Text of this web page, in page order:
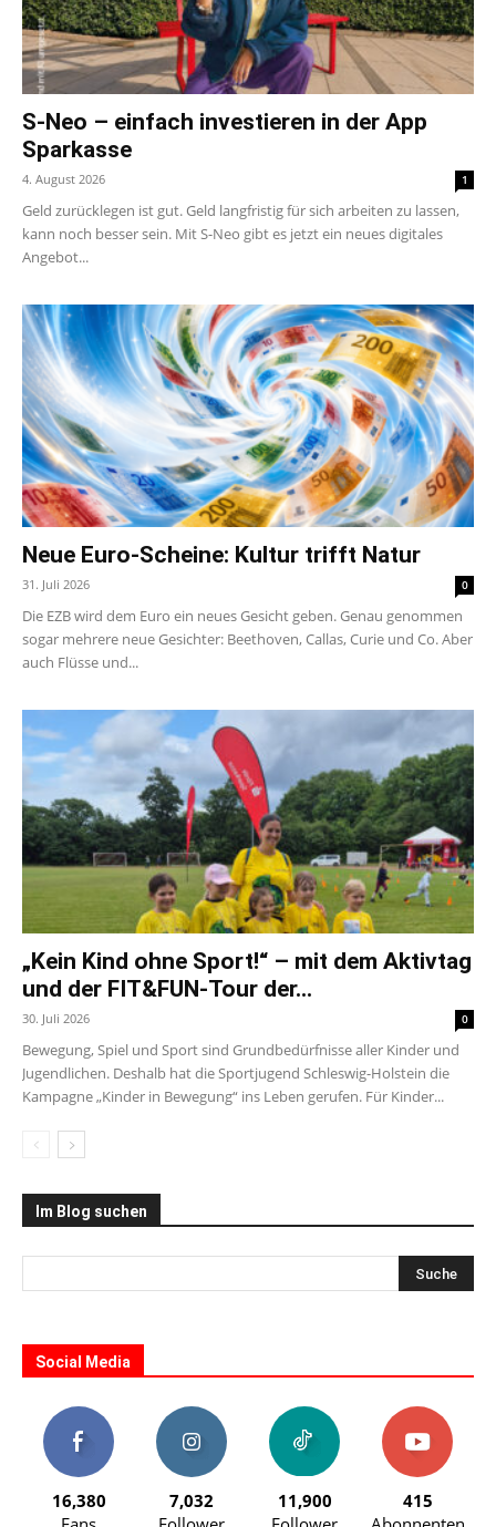
S-Neo – einfach investieren in der App
Sparkasse
4. August 2026 1
Geld zurücklegen ist gut. Geld langfristig für sich arbeiten zu lassen,
kann noch besser sein. Mit S-Neo gibt es jetzt ein neues digitales
Angebot...
Neue Euro-Scheine: Kultur trifft Natur
31. Juli 2026 0
Die EZB wird dem Euro ein neues Gesicht geben. Genau genommen
sogar mehrere neue Gesichter: Beethoven, Callas, Curie und Co. Aber
auch Flüsse und...
„Kein Kind ohne Sport!“ – mit dem Aktivtag
und der FIT&FUN-Tour der...
30. Juli 2026 0
Bewegung, Spiel und Sport sind Grundbedürfnisse aller Kinder und
Jugendlichen. Deshalb hat die Sportjugend Schleswig-Holstein die
Kampagne „Kinder in Bewegung“ ins Leben gerufen. Für Kinder...
Im Blog suchen
Social Media
16,380
7,032
11,900
415